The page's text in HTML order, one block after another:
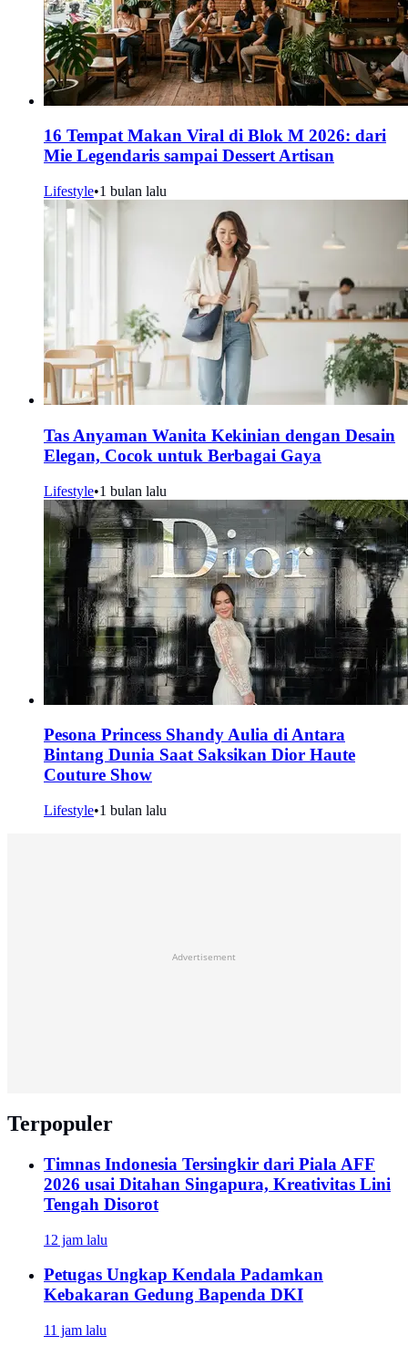
16 Tempat Makan Viral di Blok M 2026: dari
Mie Legendaris sampai Dessert Artisan
Lifestyle•1 bulan lalu
Tas Anyaman Wanita Kekinian dengan Desain
Elegan, Cocok untuk Berbagai Gaya
Lifestyle•1 bulan lalu
Pesona Princess Shandy Aulia di Antara
Bintang Dunia Saat Saksikan Dior Haute
Couture Show
Lifestyle•1 bulan lalu
Advertisement
Terpopuler
Timnas Indonesia Tersingkir dari Piala AFF
2026 usai Ditahan Singapura, Kreativitas Lini
Tengah Disorot
12 jam lalu
Petugas Ungkap Kendala Padamkan
Kebakaran Gedung Bapenda DKI
11 jam lalu